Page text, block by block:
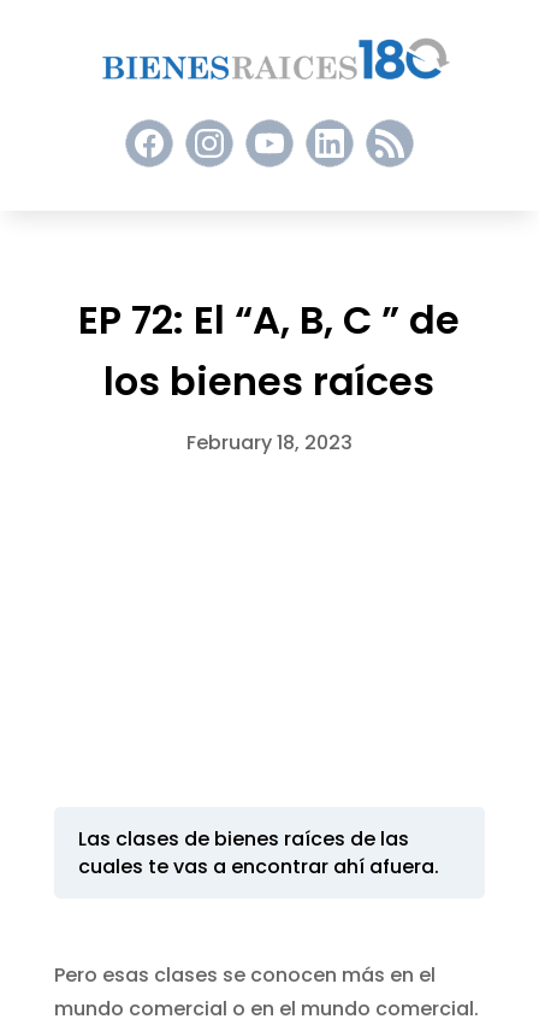
EP 72: El “A, B, C ” de
los bienes raíces
February 18, 2023
Las clases de bienes raíces de las
cuales te vas a encontrar ahí afuera.
Pero esas clases se conocen más en el
mundo comercial o en el mundo comercial.